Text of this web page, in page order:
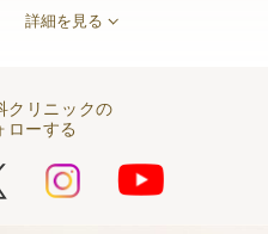
詳細を見る
クリニックの
ローする